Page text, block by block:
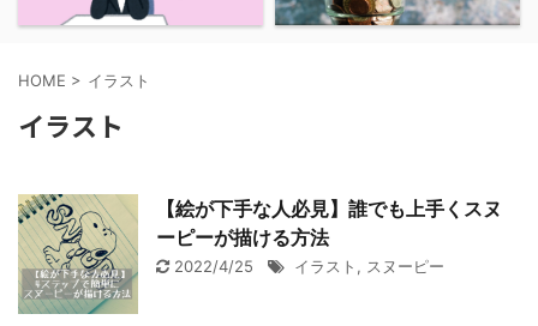
HOME > イラスト
イラスト
【絵が下手な人必見】誰でも上手くスヌ
ーピーが描ける方法
2022/4/25 イラスト , スヌーピー